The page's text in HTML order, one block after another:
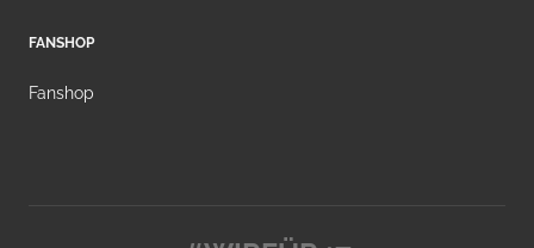
FANSHOP
Fanshop